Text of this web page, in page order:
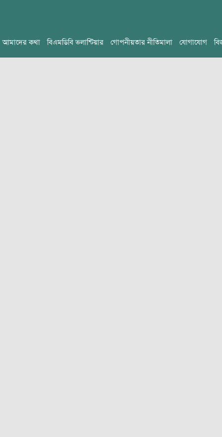
আমাদের কথা বিএমডিবি ভলান্টিয়ার গোপনীয়তার নীতিমালা যোগাযোগ